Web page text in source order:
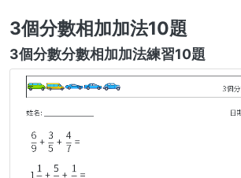
3個分數相加加法10題
3個分數分數相加加法練習10題